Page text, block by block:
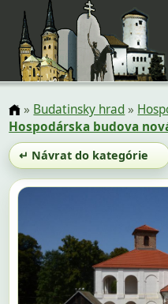
» Budatinsky hrad»
Hospodárska budova
↵ Návrat do kategórie